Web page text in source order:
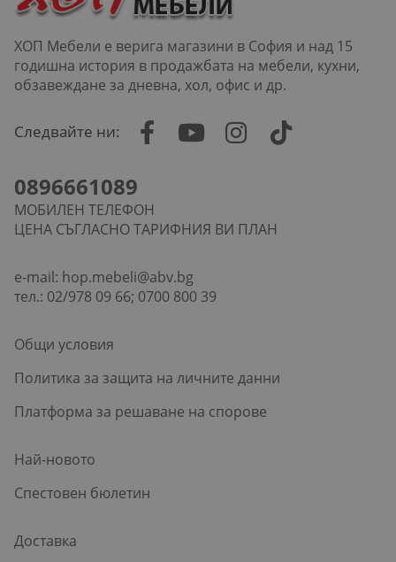
ХОП Мебели е верига магазини в София и над 15
годишна история в продажбата на мебели, кухни,
обзавеждане за дневна, хол, офис и др.
Следвайте ни:
0896661089
МОБИЛЕН ТЕЛЕФОН
ЦЕНА СЪГЛАСНО ТАРИФНИЯ ВИ ПЛАН
e-mail: hop.mebeli@abv.bg
тел.: 02/978 09 66; 0700 800 39
Общи условия
Политика за защита на личните данни
Платформа за решаване на спорове
Най-новото
Спестовен бюлетин
Доставка